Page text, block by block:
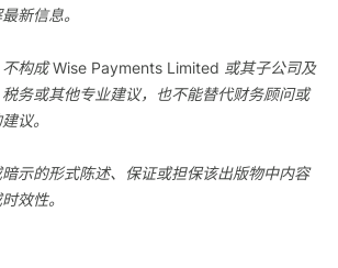
新信息。
构成 Wise Payments Limited 或其子公司及
务或其他专业建议，也不能替代财务顾问或
议。
示的形式陈述、保证或担保该出版物中内容
效性。